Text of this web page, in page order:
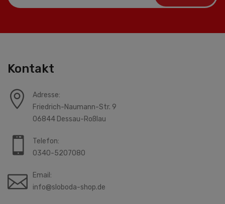
Kontakt
Adresse:
Friedrich-Naumann-Str. 9
06844 Dessau-Roßlau
Telefon:
0340-5207080
Email:
info@sloboda-shop.de